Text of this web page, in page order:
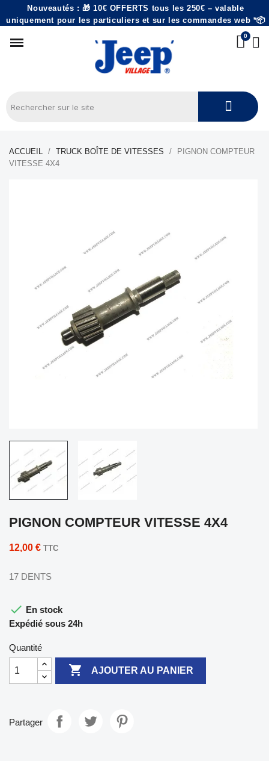
Nouveautés : 🎁 10€ OFFERTS tous les 250€ – valable
uniquement pour les particuliers et sur les commandes web *📦
ACCUEIL TRUCK BOÎTE DE VITESSES
PIGNON COMPTEUR
VITESSE 4X4
PIGNON COMPTEUR VITESSE 4X4
12,00 € TTC
17 DENTS
 En stock
Expédié sous 24h
Quantité
 AJOUTER AU PANIER
Partager